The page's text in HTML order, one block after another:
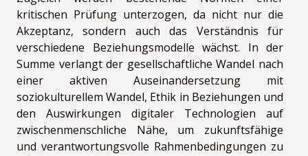
kritischen Prüfung unterzogen, da nicht nur die
Akzeptanz, sondern auch das Verständnis für
verschiedene Beziehungsmodelle wächst. In der
Summe verlangt der gesellschaftliche Wandel nach
einer aktiven Auseinandersetzung mit
soziokulturellem Wandel, Ethik in Beziehungen und
den Auswirkungen digitaler Technologien auf
zwischenmenschliche Nähe, um zukunftsfähige
und verantwortungsvolle Rahmenbedingungen zu